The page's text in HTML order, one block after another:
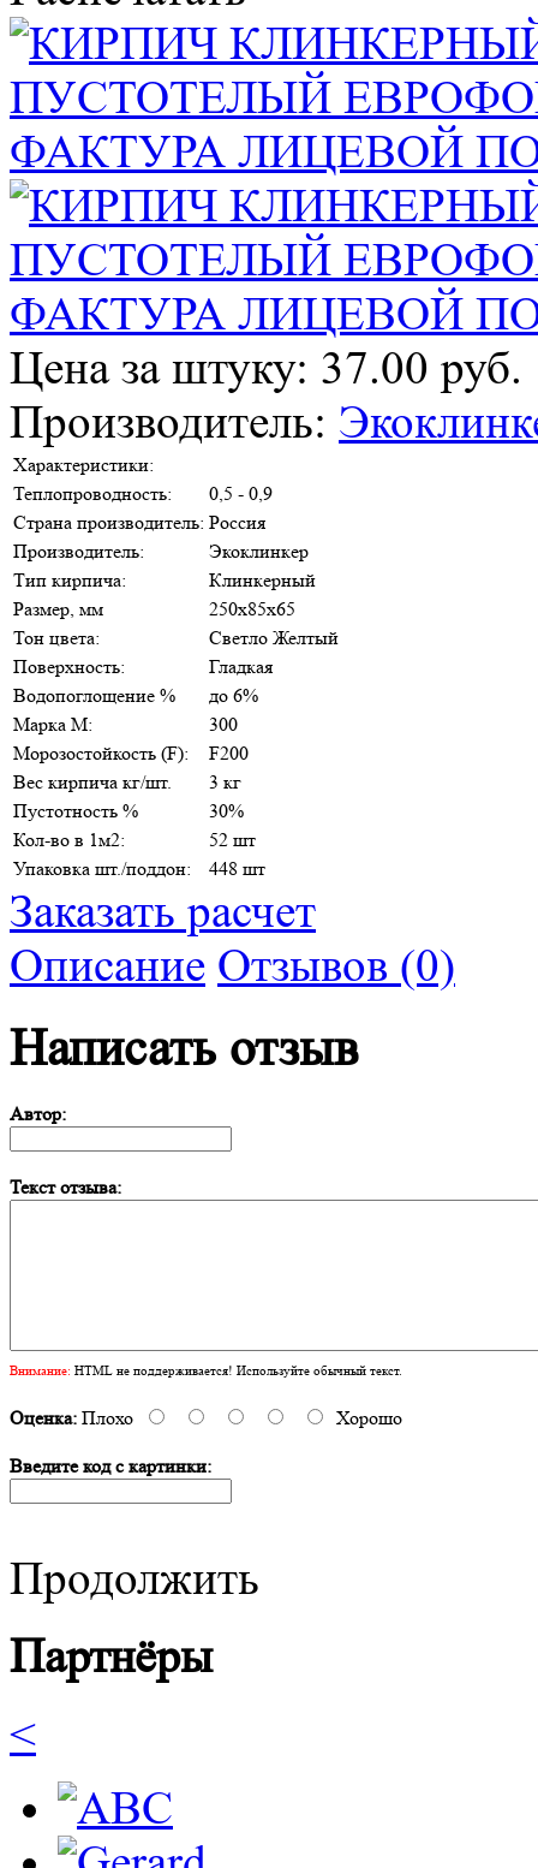
Цена за штуку: 37.00 руб.
Производитель:
Характеристики:
Теплопроводность:
0,5 - 0,9
Страна производитель: Россия
Производитель:
Экоклинкер
Тип кирпича:
Клинкерный
Размер, мм
250х85х65
Тон цвета:
Светло Желтый
Поверхность:
Гладкая
Водопоглощение %
до 6%
Марка М:
300
Морозостойкость (F):
F200
Вес кирпича кг/шт.
3 кг
Пустотность %
30%
Кол-во в 1м2:
52 шт
Упаковка шт./поддон:
448 шт
Заказать расчет
Описание Отзывов (0)
Написать отзыв
Автор:
Текст отзыва:
Внимание: HTML не поддерживается! Используйте обычный текст.
Оценка: Плохо Хорошо
Введите код с картинки:
Продолжить
Партнёры
<